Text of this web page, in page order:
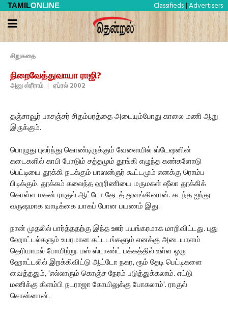
TAMILONLINE Classifieds | Advertisers
சிறுகதை
நிறைவேத்துவாயா ராஜி?
அனு ஸ்ரீராம் | ஏப்ரல் 2002
தஞ்சாவூர் பாசஞ்சர் சிதம்பரத்தை அடையும்போது காலை மணி ஆறு
இருக்கும்.
பொழுது புலர்ந்து கொண்டிருக்கும் வேளையில் ஸ்டேஷனின்
கடைகளில் காபி போடும் சத்தமும் தூங்கி எழுந்த கண்களோடு
பெட்டியை தூக்கி நடக்கும் பாஸன்ஞர் கூட்டமும் எனக்கு ரொம்ப
பிடிக்கும். தூக்கம் கலைந்த ஹரிணியை மருமகள் ஷீலா தூக்கிக்
கொள்ள மகன் ராகுல் ஆட்டோ தேடத் துவங்கினான். கடந்த ஐந்து
வருஷமாக வாடிக்கை யாகப் போன பயணம் இது.
நான் முதலில் பார்த்ததற்கு இந்த ஊர் பயங்கரமாக மாறிவிட்டது. புது
ஹோட்டல்களும் உயரமான கட்டடங்களும் எனக்கு அடையாளம்
தெரியாமல் போயிற்று. பஸ் ஸ்டாண்ட் பக்கத்தில் உள்ள ஒரு
ஹோட்டலில் இறக்கிவிட்டு ஆட்டோ நகர, ரூம் தேடி பெட்டிகளை
வைத்ததும், 'எல்லாரும் கொஞ்ச நேரம் படுத்துக்கலாம். எட்டு
மணிக்கு கிளம்பி நடராஜா கோயிலுக்கு போகலாம்'. ராகுல்
சொன்னான்.